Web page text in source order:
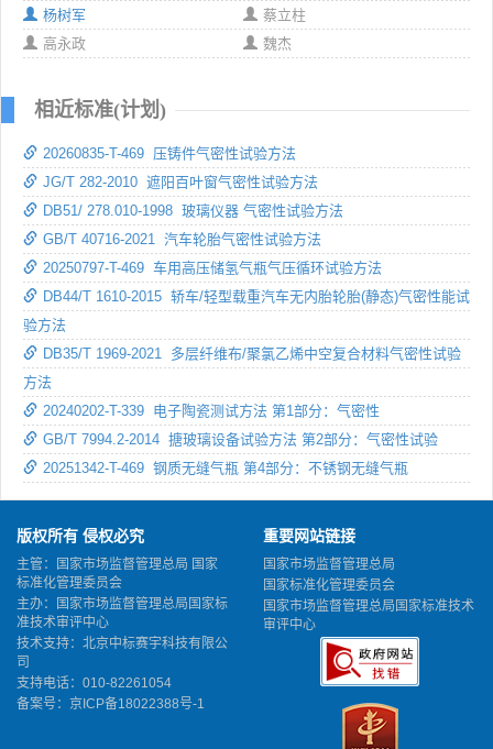
杨树军
蔡立柱
高永政
魏杰
相近标准(计划)
20260835-T-469 压铸件气密性试验方法
JG/T 282-2010 遮阳百叶窗气密性试验方法
DB51/ 278.010-1998 玻璃仪器 气密性试验方法
GB/T 40716-2021 汽车轮胎气密性试验方法
20250797-T-469 车用高压储氢气瓶气压循环试验方法
DB44/T 1610-2015 轿车/轻型载重汽车无内胎轮胎(静态)气密性能试
验方法
DB35/T 1969-2021 多层纤维布/聚氯乙烯中空复合材料气密性试验
方法
20240202-T-339 电子陶瓷测试方法 第1部分：气密性
GB/T 7994.2-2014 搪玻璃设备试验方法 第2部分：气密性试验
20251342-T-469 钢质无缝气瓶 第4部分：不锈钢无缝气瓶
版权所有 侵权必究
主管：国家市场监督管理总局 国家
标准化管理委员会
主办：国家市场监督管理总局国家标
准技术审评中心
技术支持：北京中标赛宇科技有限公
司
支持电话：010-82261054
备案号： 京ICP备18022388号-1
重要网站链接
国家市场监督管理总局
国家标准化管理委员会
国家市场监督管理总局国家标准技术
审评中心